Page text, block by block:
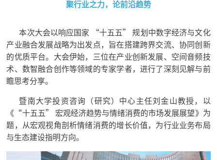
聚行业之力，论前沿趋势
本次大会以响应国家 “十五五” 规划中数字经济与文化
产业融合发展战略为出发点，旨在搭建跨界交流、协同创新
的优质平台。大会伊始，三位在产业创新发展、空间音频技
术、数智融合创作等领域的专家学者，进行了深刻见解与前
瞻思考分享。
暨南大学投资咨询（研究）中心主任刘金山教授，以
《“十五五” 宏观经济趋势与情绪消费的市场发展展望》为
题，从宏观视角剖析情绪消费的增长价值，为行业业务布局
与生态建设指明方向。